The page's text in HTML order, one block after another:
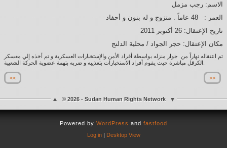
الاسم: رجب مزمل
العمر : 48 عاماً . متزوج و له بنون و أحفاد
تاريخ الإعتقال: 26 أكتوبر 2011
مكان الإعتقال: حجر الجواد / محلية الدلنج
تم اعتقاله نهاراً من جوار منزله بواسطة أفراد الأمن والإستخبارات العسكرية و تم أخذه إلي معسكر
<< >>
© 2026 - Sudan Human Rights Network
Powered by WordPress and fastfood
Log in| Desktop View